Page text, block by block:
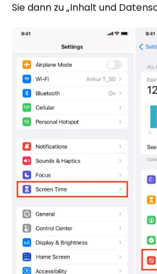
Sie dann zu „Inhalt und